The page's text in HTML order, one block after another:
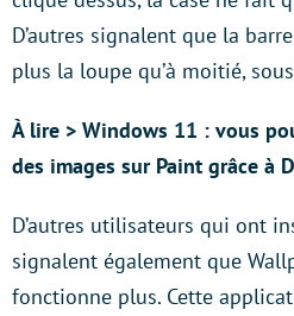
D’autres signalent que la
plus la loupe qu’à moitié,
À lire > Windows 11 : vous
des images sur Paint grâce à
D’autres utilisateurs qui ont
signalent également que
fonctionne plus. Cette